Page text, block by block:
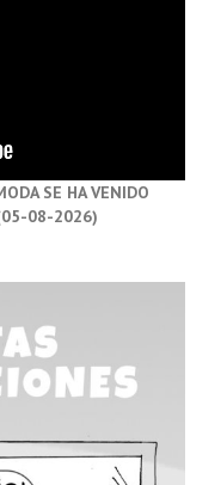
SE HA VENIDO
(05-08-2026)